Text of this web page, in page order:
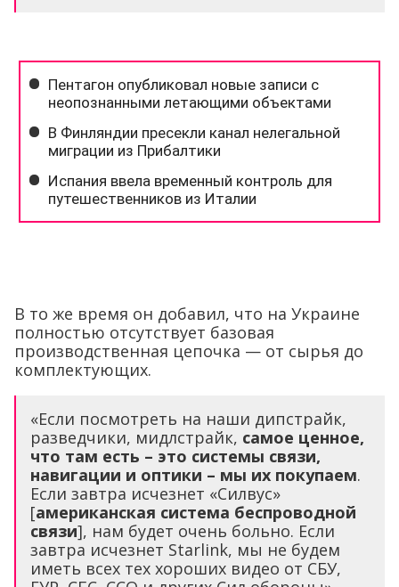
В то же время он добавил, что на Украине
полностью отсутствует базовая
производственная цепочка — от сырья до
комплектующих.
«Если посмотреть на наши дипстрайк,
разведчики, мидлстрайк, самое ценное,
что там есть – это системы связи,
навигации и оптики – мы их покупаем.
Если завтра исчезнет «Силвус»
[американская система беспроводной
связи], нам будет очень больно. Если
завтра исчезнет Starlink, мы не будем
иметь всех тех хороших видео от СБУ,